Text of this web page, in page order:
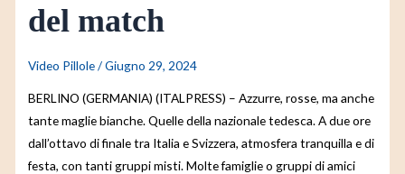
del match
Video Pillole/Giugno 29, 2024
BERLINO (GERMANIA) (ITALPRESS) – Azzurre, rosse, ma anche
tante maglie bianche. Quelle della nazionale tedesca. A due ore
dall’ottavo di finale tra Italia e Svizzera, atmosfera tranquilla e di
festa, con tanti gruppi misti. Molte famiglie o gruppi di amici